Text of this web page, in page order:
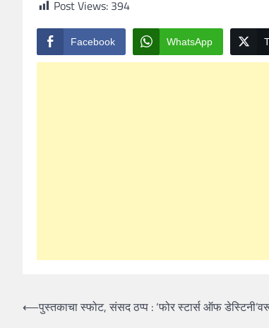
Post Views: 394
Facebook WhatsApp
Post
⟵पुस्तकाचा स्फोट, संसद ठप्प : ‘फोर स्टार्स ऑफ